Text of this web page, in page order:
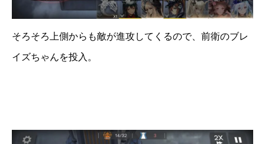
そろそろ上側からも敵が進攻してくるので、前衛のブレ
イズちゃんを投入。